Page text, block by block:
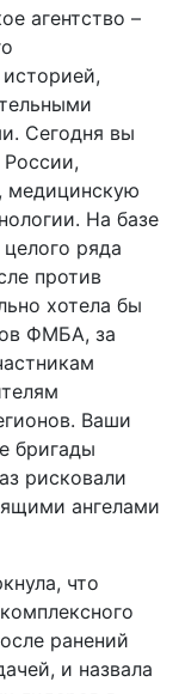
агентство –
Сегодня вы
медицинскую
На базе
ряда
против
хотела бы
ФМБА, за
Ваши
бригады
рисковали
ангелами
что
ранений
и назвала